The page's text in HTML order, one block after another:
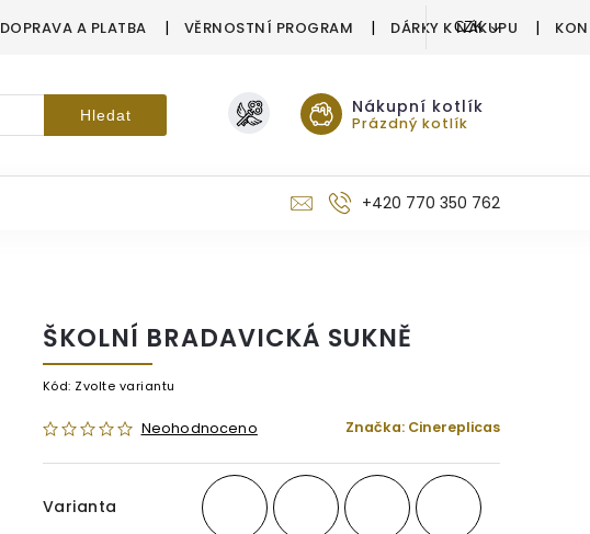
DOPRAVA A PLATBA VĚRNOSTNÍ PROGRAM DÁRKY K NÁKUPU
CZK
Hledat Nákupní kotlík
Prázdný kotlík
+420 770 350 762
ŠKOLNÍ BRADAVICKÁ SUKNĚ
Kód: Zvolte variantu
Neohodnoceno Značka: Cinereplicas
Varianta